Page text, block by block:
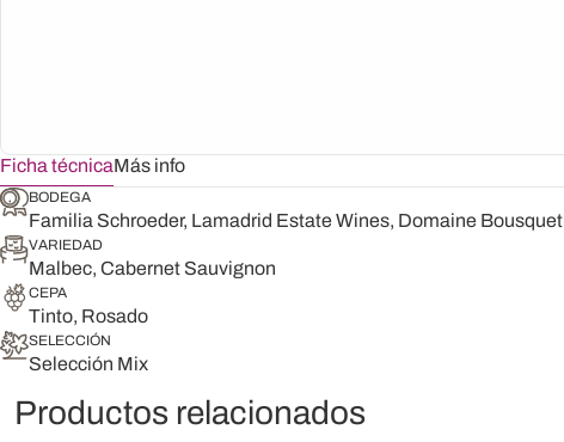
Ficha técnicaMás info
BODEGA
Familia Schroeder, Lamadrid Estate Wines, Domaine Bousquet
VARIEDAD
Malbec, Cabernet Sauvignon
CEPA
Tinto, Rosado
SELECCIÓN
Selección Mix
Productos relacionados